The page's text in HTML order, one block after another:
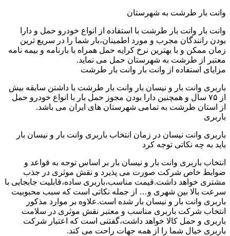
وانت بار طرشت به شهرستان
وانت بار وانت بار طرشت با استفاده از انواع خودرو حمل و دارا
بودن رانندگان مجرب و مورد اطمینان،بار شما را در سریع ترین
زمان ممکن و با بهترین نرخ کرایه حمل همراه با بارنامه و بیمه نامه
معتبر از طرشت به شهرستان حمل می نماید.
مزایای استفاده از وانت بار وانت بار طرشت
باربری وانت بار و نیسان بار وانت بار طرشت با داشتن سابقه بیش
از ۷۵ سال و همچنین دارا بودن مجوز حمل بار با انواع خودرو حمل
از استان طرشت به تمامی شهرستان های ایران می باشد.
باربری
باربری وانت نیسان در زمان انتخاب باربری وانت بار و نیسان بار
باید به چه نکاتی توجه کرد
انتخاب باربری وانت بار و نیسان بار بر اساس توجه به قواعد و
ضوابط خاص شرکت صورت می پذیرد و نقش موثری در جذب
مشتری خواهد داشت.قیمت مناسب،باربری ساده،قابلیت جابجایی با
سرعت بالا بین شهری و… از جمله نکاتی است که سبب محبوبیت
باربری وانت بار و نیسان بار شده است.علاوه بر موارد مذکور
انتخاب شرکت باربری مناسب و معتبر نقش موثری در سلامت
باربری و حمل کالا خواهد داشت،گفتنی است که اعتبار شرکت
باربری خیال شما را از همه جهات راحت می کند.